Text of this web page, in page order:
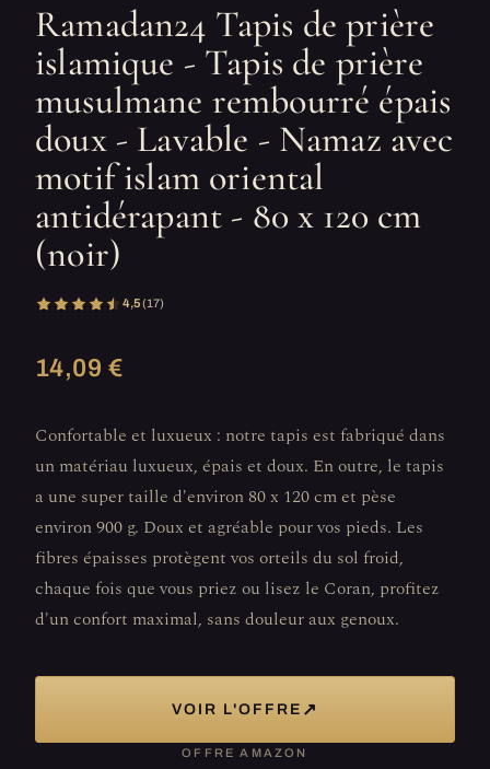
Ramadan24 Tapis de prière
islamique - Tapis de prière
musulmane rembourré épais
doux - Lavable - Namaz avec
motif islam oriental
antidérapant - 80 x 120 cm
(noir)
4,5(17)
14,09 €
Confortable et luxueux : notre tapis est fabriqué dans
un matériau luxueux, épais et doux. En outre, le tapis
a une super taille d'environ 80 x 120 cm et pèse
environ 900 g. Doux et agréable pour vos pieds. Les
fibres épaisses protègent vos orteils du sol froid,
chaque fois que vous priez ou lisez le Coran, profitez
d'un confort maximal, sans douleur aux genoux.
VOIR L'OFFRE ↗
OFFRE AMAZON